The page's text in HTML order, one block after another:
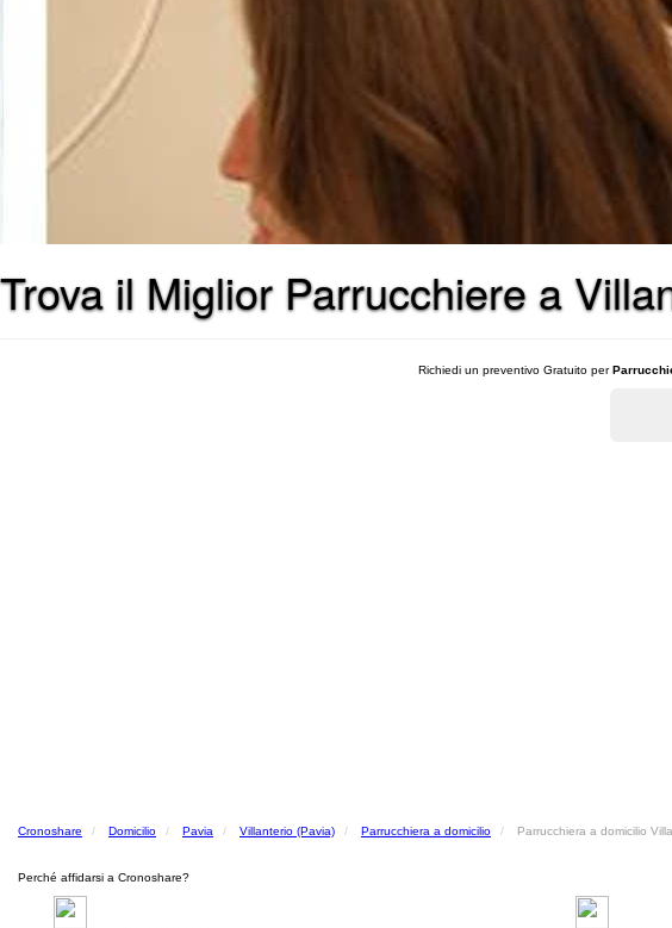
Trova il Miglior Parrucchiere a
Richiedi un preventivo Gratuito per
Cronoshare Domicilio Pavia Villanterio (Pavia) Parrucchiera a domicilio Parrucchiera a domicilio
Perché affidarsi a Cronoshare?